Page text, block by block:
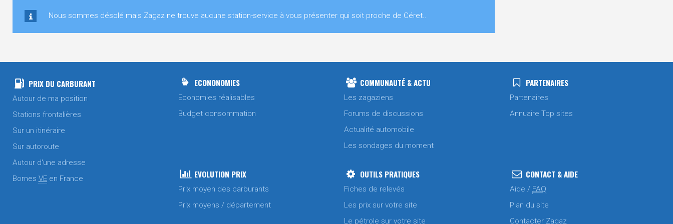
Nous sommes désolé mais Zagaz ne trouve aucune station-service à vous présenter qui soit proche de Céret..
PRIX DU CARBURANT
Autour de ma position
Stations frontalières
Sur un itinéraire
Sur autoroute
Autour d'une adresse
Bornes VE en France
ECONONOMIES
Economies réalisables
Budget consommation
COMMUNAUTÉ & ACTU
Les zagaziens
Forums de discussions
Actualité automobile
Les sondages du moment
PARTENAIRES
Partenaires
Annuaire Top sites
EVOLUTION PRIX
Prix moyen des carburants
Prix moyens / département
OUTILS PRATIQUES
Fiches de relevés
Les prix sur votre site
Le pétrole sur votre site
CONTACT & AIDE
Aide / FAQ
Plan du site
Contacter Zagaz